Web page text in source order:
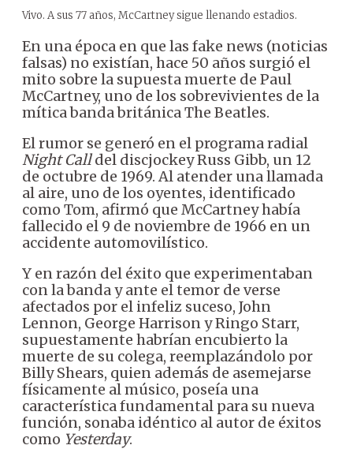
Vivo. A sus 77 años, McCartney sigue llenando estadios.
En una época en que las fake news (noticias
falsas) no existían, hace 50 años surgió el
mito sobre la supuesta muerte de Paul
McCartney, uno de los sobrevivientes de la
mítica banda británica The Beatles.
El rumor se generó en el programa radial
Night Calldel discjockey Russ Gibb, un 12
de octubre de 1969. Al atender una llamada
al aire, uno de los oyentes, identificado
como Tom, afirmó que McCartney había
fallecido el 9 de noviembre de 1966 en un
accidente automovilístico.
Y en razón del éxito que experimentaban
con la banda y ante el temor de verse
afectados por el infeliz suceso, John
Lennon, George Harrison y Ringo Starr,
supuestamente habrían encubierto la
muerte de su colega, reemplazándolo por
Billy Shears, quien además de asemejarse
físicamente al músico, poseía una
característica fundamental para su nueva
función, sonaba idéntico al autor de éxitos
como Yesterday.